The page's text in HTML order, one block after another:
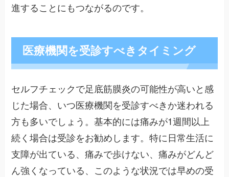
進することにもつながるのです。
医療機関を受診すべきタイミング
セルフチェックで足底筋膜炎の可能性が高いと感
じた場合、いつ医療機関を受診すべきか迷われる
方も多いでしょう。基本的には痛みが1週間以上
続く場合は受診をお勧めします。特に日常生活に
支障が出ている、痛みで歩けない、痛みがどんど
ん強くなっている、このような状況では早めの受